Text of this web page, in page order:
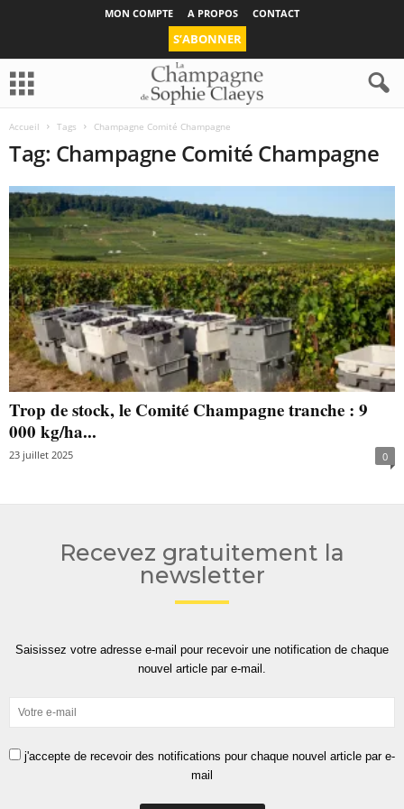
MON COMPTE A PROPOS CONTACT
S’ABONNER
Accueil Tags Champagne Comité Champagne
Tag: Champagne Comité Champagne
Trop de stock, le Comité Champagne tranche : 9
000 kg/ha...
23 juillet 2025 0
Recevez gratuitement la
newsletter
Saisissez votre adresse e-mail pour recevoir une notification de chaque
nouvel article par e-mail.
j'accepte de recevoir des notifications pour chaque nouvel article par e-
mail